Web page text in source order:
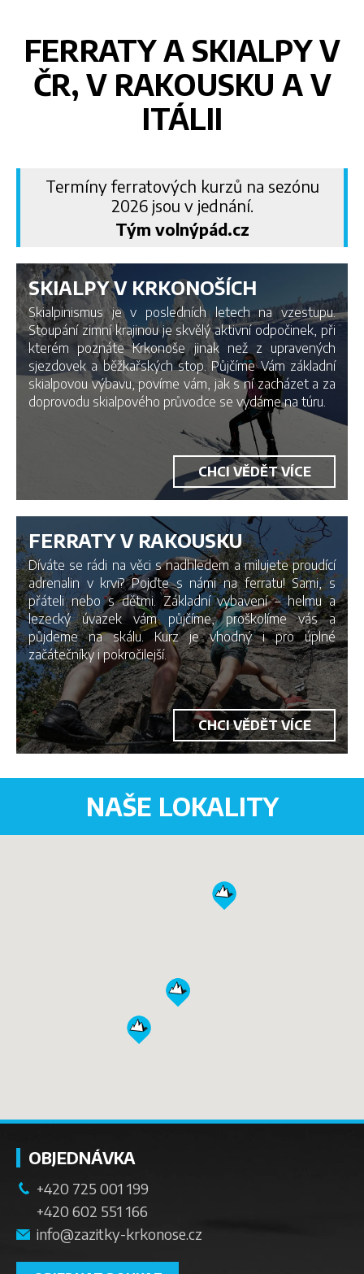
FERRATY A SKIALPY V
ČR, V RAKOUSKU A V
ITÁLII
Termíny ferratových kurzů na sezónu
2026 jsou v jednání.
Tým volnýpád.cz
SKIALPY V KRKONOŠÍCH
Skialpinismus je v posledních letech na vzestupu.
Stoupání zimní krajinou je skvělý aktivní odpočinek, při
kterém poznáte Krkonoše jinak než z upravených
sjezdovek a běžkařských stop. Půjčíme Vám základní
skialpovou výbavu, povíme vám, jak s ní zacházet a za
doprovodu skialpového průvodce se vydáme na túru.
CHCI VĚDĚT VÍCE
FERRATY V RAKOUSKU
Díváte se rádi na věci s nadhledem a milujete proudící
adrenalin v krvi? Pojďte s námi na ferratu! Sami, s
přáteli nebo s dětmi. Základní vybavení – helmu a
lezecký úvazek vám půjčíme, proškolíme vás a
půjdeme na skálu. Kurz je vhodný i pro úplné
začátečníky i pokročilejší.
CHCI VĚDĚT VÍCE
NAŠE LOKALITY
OBJEDNÁVKA
+420 725 001 199
+420 602 551 166
info@zazitky-krkonose.cz